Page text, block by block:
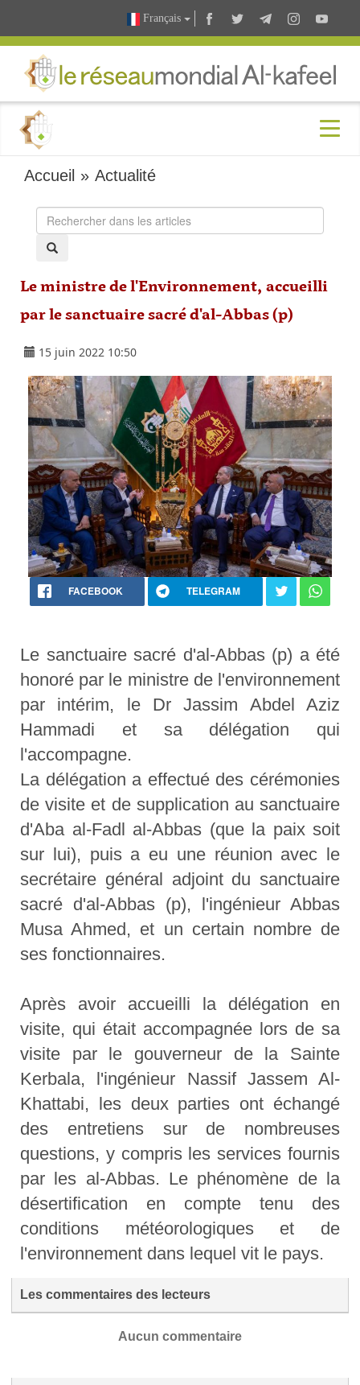
Français
Accueil »Actualité
Le ministre de l'Environnement, accueilli
par le sanctuaire sacré d'al-Abbas (p)
15 juin 2022 10:50
FACEBOOK TELEGRAM
Le sanctuaire sacré d'al-Abbas (p) a été
honoré par le ministre de l'environnement
par intérim, le Dr Jassim Abdel Aziz
Hammadi et sa délégation qui
l'accompagne.
La délégation a effectué des cérémonies
de visite et de supplication au sanctuaire
d'Aba al-Fadl al-Abbas (que la paix soit
sur lui), puis a eu une réunion avec le
secrétaire général adjoint du sanctuaire
sacré d'al-Abbas (p), l'ingénieur Abbas
Musa Ahmed, et un certain nombre de
ses fonctionnaires.
Après avoir accueilli la délégation en
visite, qui était accompagnée lors de sa
visite par le gouverneur de la Sainte
Kerbala, l'ingénieur Nassif Jassem Al-
Khattabi, les deux parties ont échangé
des entretiens sur de nombreuses
questions, y compris les services fournis
par les al-Abbas. Le phénomène de la
désertification en compte tenu des
conditions météorologiques et de
l'environnement dans lequel vit le pays.
Les commentaires des lecteurs
Aucun commentaire